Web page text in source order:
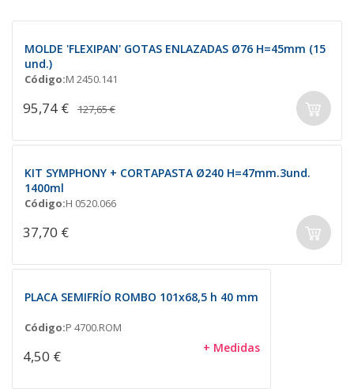
MOLDE 'FLEXIPAN' GOTAS ENLAZADAS Ø76 H=45mm (15
und.)
Código:M 2450.141
95,74 € 127,65 €
KIT SYMPHONY + CORTAPASTA Ø240 H=47mm.3und.
1400ml
Código:H 0520.066
37,70 €
PLACA SEMIFRÍO ROMBO 101x68,5 h 40 mm
Código:P 4700.ROM
4,50 € + Medidas